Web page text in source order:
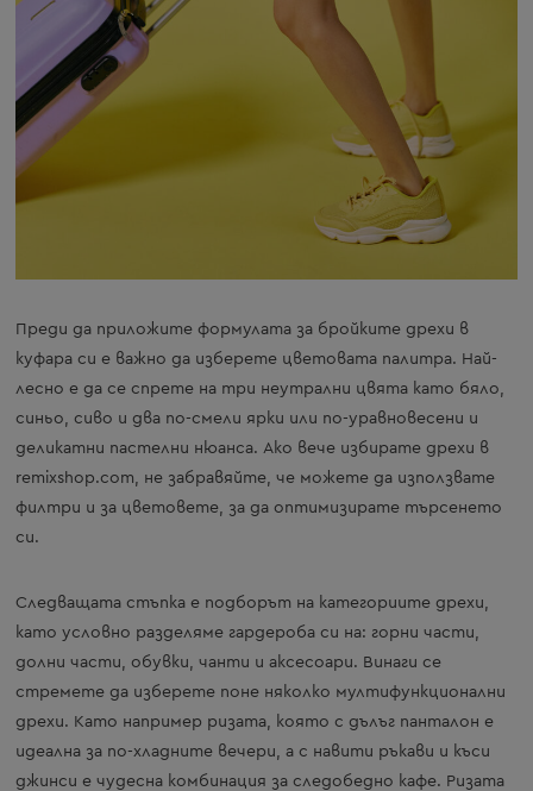
Преди да приложите формулата за бройките дрехи в
куфара си е важно да изберете цветовата палитра. Най-
лесно е да се спрете на три неутрални цвята като бяло,
синьо, сиво и два по-смели ярки или по-уравновесени и
деликатни пастелни нюанса. Ако вече избирате дрехи в
remixshop.com, не забравяйте, че можете да използвате
филтри и за цветовете, за да оптимизирате търсенето
си.
Следващата стъпка е подборът на категориите дрехи,
като условно разделяме гардероба си на: горни части,
долни части, обувки, чанти и аксесоари. Винаги се
стремете да изберете поне няколко мултифункционални
дрехи. Като например ризата, която с дълъг панталон е
идеална за по-хладните вечери, а с навити ръкави и къси
джинси е чудесна комбинация за следобедно кафе. Ризата